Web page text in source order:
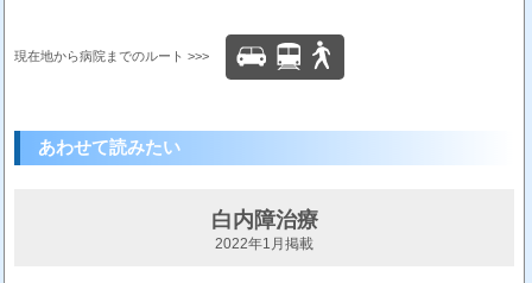
現在地から病院までのルート >>>
あわせて読みたい
白内障治療
2022年1月掲載